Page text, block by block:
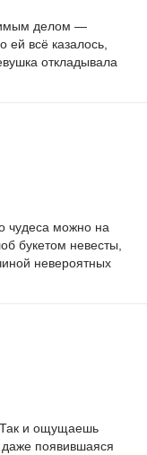
делом —
ей всё казалось,
откладывала
чудеса можно на
букетом невесты,
невероятных
и ощущаешь
появившаяся